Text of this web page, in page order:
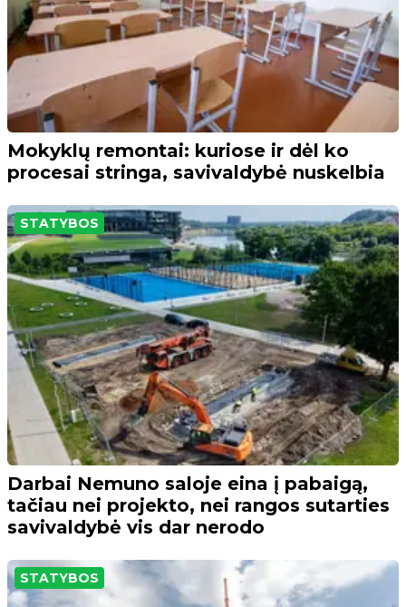
Mokyklų remontai: kuriose ir dėl ko
procesai stringa, savivaldybė nuskelbia
STATYBOS
Darbai Nemuno saloje eina į pabaigą,
tačiau nei projekto, nei rangos sutarties
savivaldybė vis dar nerodo
STATYBOS